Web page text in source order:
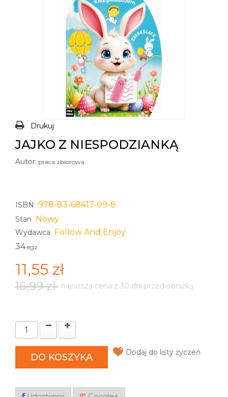
Drukuj
JAJKO Z NIESPODZIANKĄ
Autor: praca zbiorowa
ISBN 978-83-68417-09-8
Stan Nowy
Wydawca Follow And Enjoy
34 egz.
11,55 zł
16,99 zł najniższa cena z 30 dni przed obniżką
DO KOSZYKA Dodaj do listy życzeń